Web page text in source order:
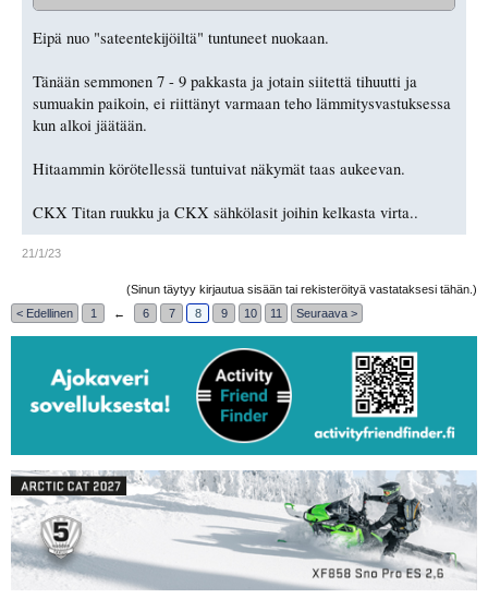
Eipä nuo "sateentekijöiltä" tuntuneet nuokaan.
Tänään semmonen 7 - 9 pakkasta ja jotain siitettä tihuutti ja
sumuakin paikoin, ei riittänyt varmaan teho lämmitysvastuksessa
kun alkoi jäätään.
Hitaammin körötellessä tuntuivat näkymät taas aukeevan.
CKX Titan ruukku ja CKX sähkölasit joihin kelkasta virta..
21/1/23
(Sinun täytyy kirjautua sisään tai rekisteröityä vastataksesi tähän.)
< Edellinen
1 ← 6 7 8 9 10 11 Seuraava >